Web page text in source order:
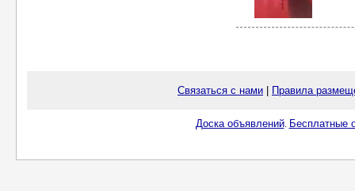
Связаться с нами Правила
Доска объявлений. Бесплатные